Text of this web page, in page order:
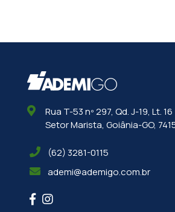
Rua T-53 nº 297, Qd. J-19, Lt. 16
Setor Marista, Goiânia-GO,
(62) 3281-0115
ademi@ademigo.com.br